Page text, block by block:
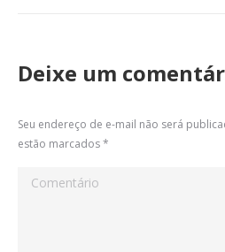
Deixe um
Seu endereço de e-mail não será
estão marcados*
Comentário